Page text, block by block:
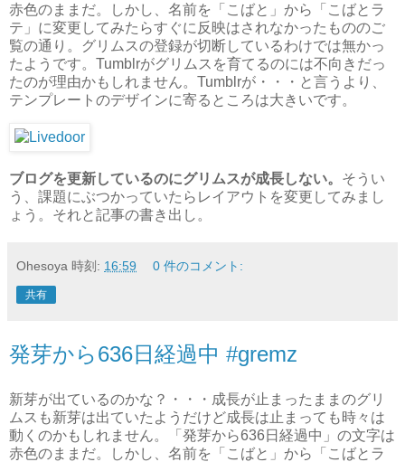
赤色のままだ。しかし、名前を「こばと」から「こばとラ
テ」に変更してみたらすぐに反映はされなかったもののご
覧の通り。グリムスの登録が切断しているわけでは無かっ
たようです。Tumblrがグリムスを育てるのには不向きだっ
たのが理由かもしれません。Tumblrが・・・と言うより、
テンプレートのデザインに寄るところは大きいです。
ブログを更新しているのにグリムスが成長しない。 そうい
う、課題にぶつかっていたらレイアウトを変更してみまし
ょう。それと記事の書き出し。
Ohesoya 時刻: 16:59 0 件のコメント:
共有
発芽から636日経過中 #gremz
新芽が出ているのかな？・・・成長が止まったままのグリ
ムスも新芽は出ていたようだけど成長は止まっても時々は
動くのかもしれません。「発芽から636日経過中」の文字は
赤色のままだ。しかし、名前を「こばと」から「こばとラ